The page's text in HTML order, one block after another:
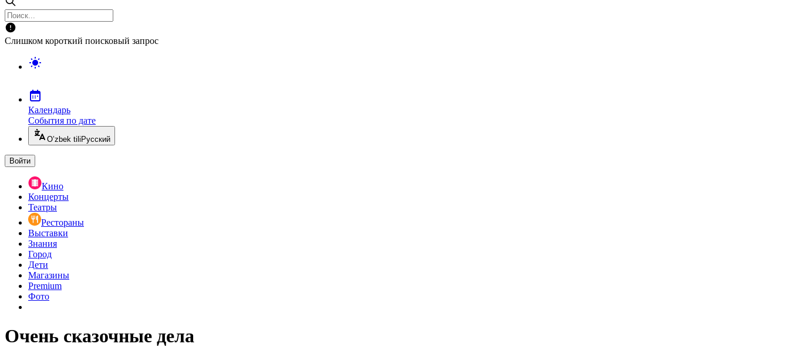
Слишком короткий поисковый запрос
Календарь
События по дате
O’zbek tili Русский
Войти
Кино
Концерты
Театры
Рестораны
Выставки
Знания
Город
Дети
Магазины
Premium
Фото
Очень сказочные дела